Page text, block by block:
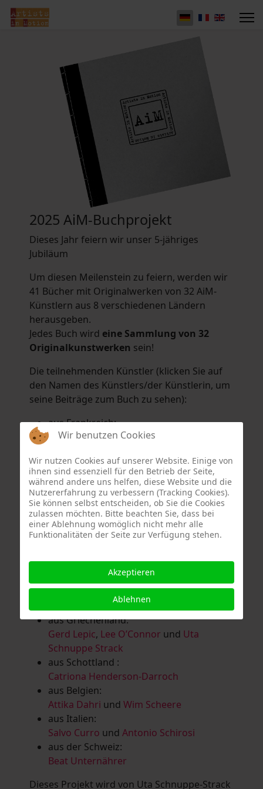
2025 AiM-Buchprojekt
Dieses Jahr feiern wir unser 5-jähriges
Jubiläum
Um diesen Meilenstein zu feiern, werden wir
41 Bücher mit Originalwerken von 32 AiM-
Künstlern aus 8 verschiedenen Ländern
herausgeben.
Jedes Buch wird eine Sammlung von 32
Originalkunstwerken sein!
Die teilnehmenden Künstler (klicken Sie auf
den Namen des Künstlers/der Künstlerin, um
seine Beiträge zum Buch zu sehen):
aus Frankreich:
Hélène Argo,Didier Bonnot
Eric Schaftlein.
aus den Niederlanden:
Dorrety Brookhuis,Natalia Dik,Elise
EekhoutundHenny Schaapman
aus Deutschland:
Salomé Herbst,Andrea Jungnitsch,
Lanzl,Heidrun MalComes,Christa Mayer-
Guntram Prochaska
Schaub,Vera Schaub,Birgit Schweimler &
Serge DevadderundRolf Thärichen
aus Griechenland:
Gerd Lepic, Lee O’Connor und Uta
Schnuppe Strack
aus Schottland :
Catriona Henderson-Darroch
aus Belgien:
Attika Dahri und Wim Scheere
aus Italien:
Salvo Curro und Antonio Schirosi
aus der Schweiz:
Beat Unternährer
Dieses Projekt wird von Uta Schnuppe-Strack
Wir benutzen Cookies
Wir nutzen Cookies auf unserer Website. Einige von
ihnen sind essenziell für den Betrieb der Seite,
während andere uns helfen, diese Website und die
Nutzererfahrung zu verbessern (Tracking Cookies).
Sie können selbst entscheiden, ob Sie die Cookies
zulassen möchten. Bitte beachten Sie, dass bei
einer Ablehnung womöglich nicht mehr alle
Funktionalitäten der Seite zur Verfügung stehen.
Akzeptieren
Ablehnen